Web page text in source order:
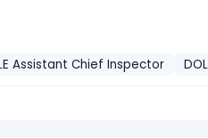
Assistant Chief Inspector